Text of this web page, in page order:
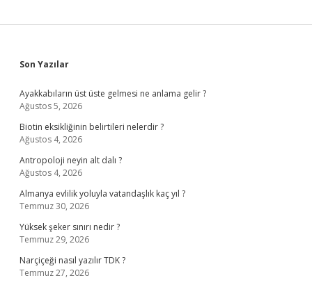
Sidebar
Son Yazılar
Ayakkabıların üst üste gelmesi ne anlama gelir ?
Ağustos 5, 2026
Biotin eksikliğinin belirtileri nelerdir ?
Ağustos 4, 2026
Antropoloji neyin alt dalı ?
Ağustos 4, 2026
Almanya evlilik yoluyla vatandaşlık kaç yıl ?
Temmuz 30, 2026
Yüksek şeker sınırı nedir ?
Temmuz 29, 2026
Narçiçeği nasıl yazılır TDK ?
Temmuz 27, 2026